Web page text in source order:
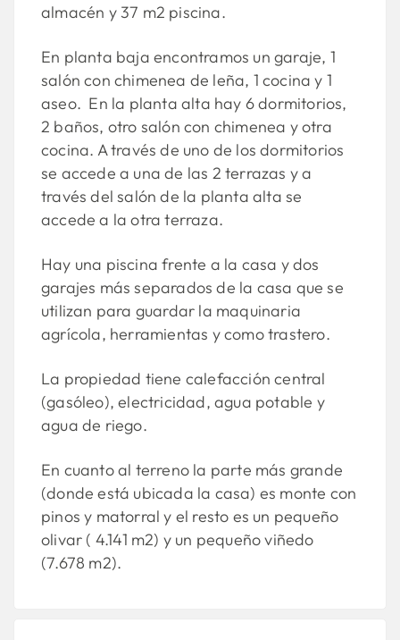
almacén y 37 m2 piscina.
En planta baja encontramos un garaje, 1
salón con chimenea de leña, 1 cocina y 1
aseo. En la planta alta hay 6 dormitorios,
2 baños, otro salón con chimenea y otra
cocina. A través de uno de los dormitorios
se accede a una de las 2 terrazas y a
través del salón de la planta alta se
accede a la otra terraza.
Hay una piscina frente a la casa y dos
garajes más separados de la casa que se
utilizan para guardar la maquinaria
agrícola, herramientas y como trastero.
La propiedad tiene calefacción central
(gasóleo), electricidad, agua potable y
agua de riego.
En cuanto al terreno la parte más grande
(donde está ubicada la casa) es monte con
pinos y matorral y el resto es un pequeño
olivar ( 4.141 m2) y un pequeño viñedo
(7.678 m2).